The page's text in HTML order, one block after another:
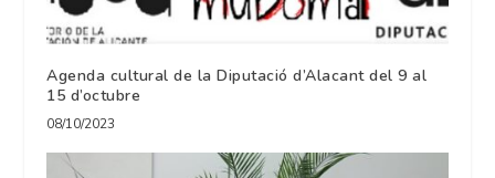
Agenda cultural de la Diputació d’Alacant del 9 al
15 d’octubre
08/10/2023